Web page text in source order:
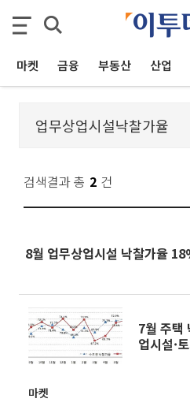
마켓 금융 부동산 산업
검색결과 총 2 건
8월 업무상업시설 낙찰가율
7월 주택
업시설·
마켓